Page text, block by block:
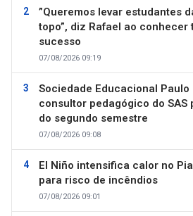
”Queremos levar estudantes
topo”, diz Rafael ao conhecer
sucesso
07/08/2026 09:19
Sociedade Educacional
consultor pedagógico do SAS
do segundo semestre
07/08/2026 09:08
El Niño intensifica calor no
para risco de incêndios
07/08/2026 09:01